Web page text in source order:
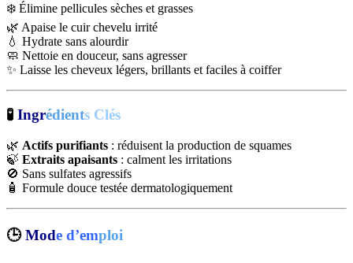
❄️ Élimine pellicules sèches et grasses
🌿 Apaise le cuir chevelu irrité
💧 Hydrate sans alourdir
🧼 Nettoie en douceur, sans agresser
✨ Laisse les cheveux légers, brillants et faciles à coiffer
🧪 Ingrédients Clés
🌿 Actifs purifiants : réduisent la production de squames
🍃 Extraits apaisants : calment les irritations
🚫 Sans sulfates agressifs
🧴 Formule douce testée dermatologiquement
🕒Mode d’emploi